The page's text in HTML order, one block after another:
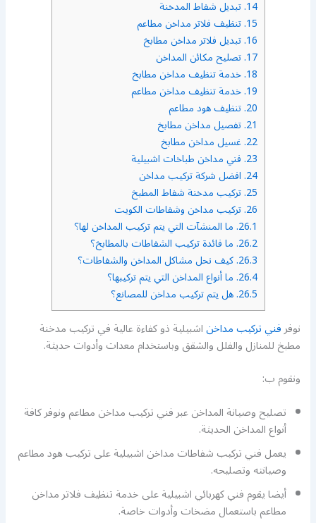
14. تبديل شفاط المدخنة
15. تنظيف فلاتر مداخن مطاعم
16. تبديل فلاتر مداخن مطابخ
17. تصليح مكائن المداخن
18. خدمة تنظيف مداخن مطابخ
19. خدمة تنظيف مداخن مطاعم
20. تنظيف هود مطاعم
21. تفصيل مداخن مطابخ
22. غسيل مداخن مطابخ
23. فني مداخن طباخات اشبيلية
24. افضل شركة تركيب مداخن
25. تركيب مدخنة شفاط المطبخ
26. تركيب مداخن وشفاطات الكويت
26.1. ما المنشآت التي يتم تركيب المداخن لها؟
26.2. ما فائدة تركيب الشفاطات بالمطابخ؟
26.3. كيف نحل مشاكل المداخن والشفاطات؟
26.4. ما أنواع المداخن التي يتم تركيبها؟
26.5. هل يتم تركيب مداخن للمصانع؟
نوفرفني تركيب مداخناشبيلية ذو كفاءة عالية في تركيب مدخنة
مطبخ للمنازل والفلل والشقق وباستخدام معدات وأدوات حديثة.
ونقوم ب:
تصليح وصيانة المداخن عبر فني تركيب مداخن مطاعم ونوفر كافة
أنواع المداخن الحديثة.
يعمل فني تركيب شفاطات مداخن اشبيلية على تركيب هود مطاعم
وصيانته وتصليحه.
أيضا يقوم فني كهربائي اشبيلية على خدمة تنظيف فلاتر مداخن
مطاعم باستعمال مضخات وأدوات خاصة.